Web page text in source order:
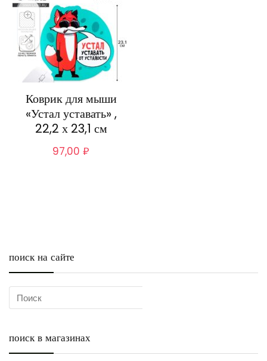
Коврик для мыши
«Устал уставать» ,
22,2 х 23,1 см
97,00₽
поиск на сайте
поиск в магазинах